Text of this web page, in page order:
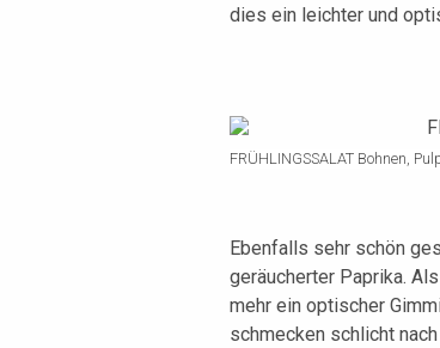
dies ein leichter und
FRÜHLINGSSALAT Bohnen,
Ebenfalls sehr schön
geräucherter Paprika.
mehr ein optischer
schmecken schlicht